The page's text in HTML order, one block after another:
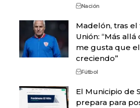
Nación
Madelón, tras
Unión: “Más
me gusta que
creciendo”
Fútbol
El Municipio de
prepara para